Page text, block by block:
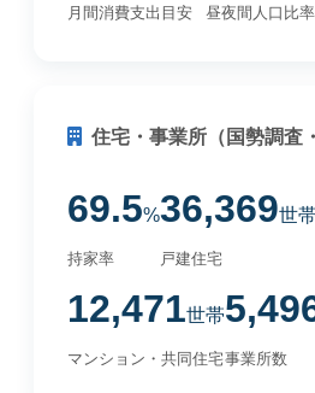
月間消費支出目安 昼夜間人口比率
住宅・事業所（国勢調査
69.5%
持家率
36,369世帯
戸建住宅
12,471世帯
マンション・共同住宅事業所数